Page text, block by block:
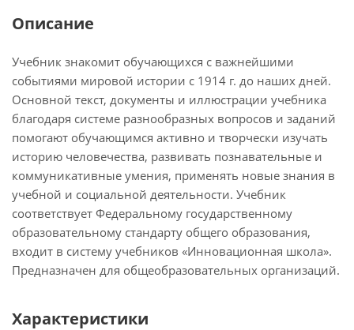
Описание
Учебник знакомит обучающихся с важнейшими
событиями мировой истории с 1914 г. до наших дней.
Основной текст, документы и иллюстрации учебника
благодаря системе разнообразных вопросов и заданий
помогают обучающимся активно и творчески изучать
историю человечества, развивать познавательные и
коммуникативные умения, применять новые знания в
учебной и социальной деятельности. Учебник
соответствует Федеральному государственному
образовательному стандарту общего образования,
входит в систему учебников «Инновационная школа».
Предназначен для общеобразовательных организаций.
Характеристики